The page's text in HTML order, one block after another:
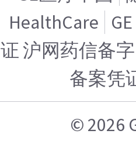
HealthCare
证 沪网药信备
备案凭
© 2026